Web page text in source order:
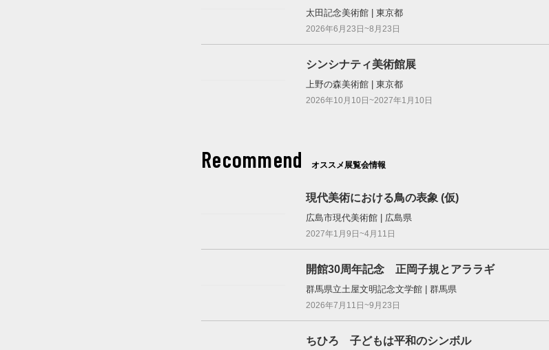
太田記念美術館 | 東京都
2026年6月23日~8月23日
シンシナティ美術館展
上野の森美術館 | 東京都
2026年10月10日~2027年1月10日
Recommend オススメ展覧会情報
現代美術における鳥の表象 (仮)
広島市現代美術館 | 広島県
2027年1月9日~4月11日
開館30周年記念 正岡子規とアララギ
群馬県立土屋文明記念文学館 | 群馬県
2026年7月11日~9月23日
ちひろ 子どもは平和のシンボル